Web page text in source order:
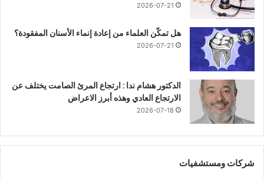
2026-07-21
هل تمكّن العلماء من إعادة إنماء الأسنان المفقودة؟
2026-07-21
الدكتور هشام ندا : ارتجاع المرئ الصامت يختلف عن
الارتجاع العادي وهذه أبرز الاعراض
2026-07-18
شركات ومستشفيات